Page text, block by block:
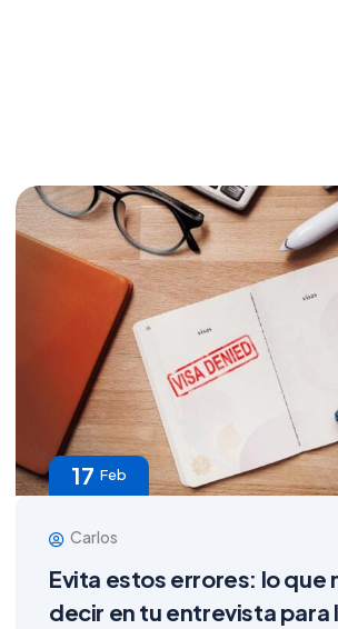
17 Feb
Carlos
Evita estos errores: lo que
decir en tu entrevista para